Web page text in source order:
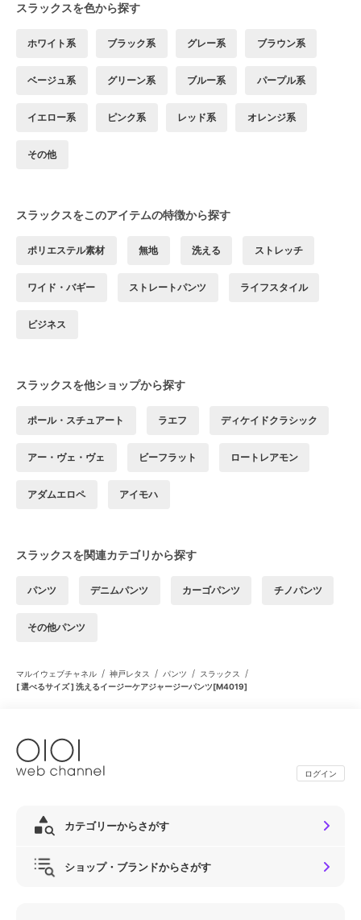
スラックスを色から探す
ホワイト系 ブラック系 グレー系 ブラウン系
ベージュ系 グリーン系 ブルー系 パープル系
イエロー系 ピンク系 レッド系 オレンジ系
その他
スラックスをこのアイテムの特徴から探す
ポリエステル素材 無地 洗える ストレッチ
ワイド・バギー ストレートパンツ ライフスタイル
ビジネス
スラックスを他ショップから探す
ポール・スチュアート ラエフ ディケイドクラシック
アー・ヴェ・ヴェ ビーフラット ロートレアモン
アダムエロペ アイモハ
スラックスを関連カテゴリから探す
パンツ デニムパンツ カーゴパンツ チノパンツ
その他パンツ
マルイウェブチャネル / 神戸レタス / パンツ / スラックス /
[ 選べるサイズ ] 洗えるイージーケアジャージーパンツ[M4019]
ログイン
カテゴリーからさがす
ショップ・ブランドからさがす